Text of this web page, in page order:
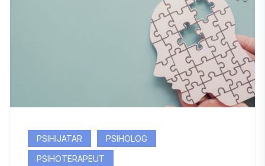
PSIHIJATAR
PSIHOLOG
PSIHOTERAPEUT